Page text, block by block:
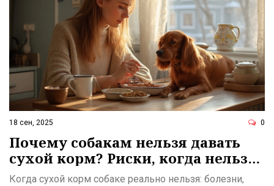
18 сен, 2025 0
Почему собакам нельзя давать
сухой корм? Риски, когда нельзя
и безопасные альтернативы
Когда сухой корм собаке реально нельзя: болезни,